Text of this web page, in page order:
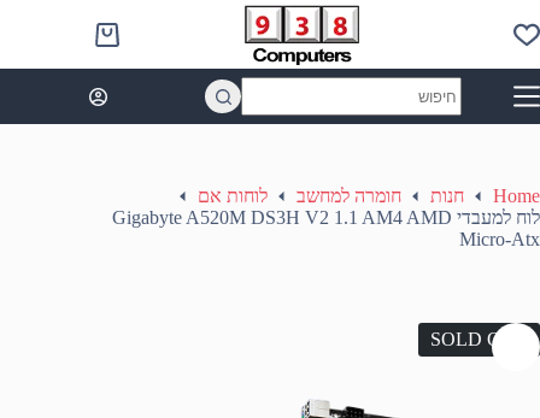
to
content
Shopping
cart
results
Home חנות חומרה למחשב
לוחות אם
לוח למעבדי Gigabyte A520M DS3H V2 1.1 AM4 AMD
Micro-Atx
SOLD OUT